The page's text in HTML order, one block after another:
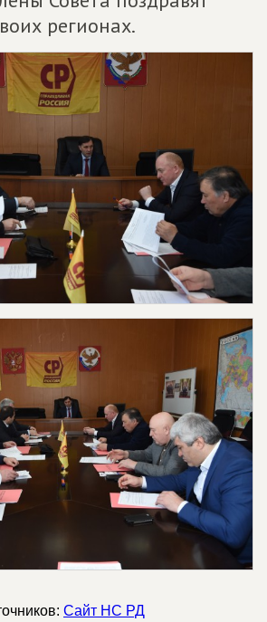
регионах.
Сайт НС РД